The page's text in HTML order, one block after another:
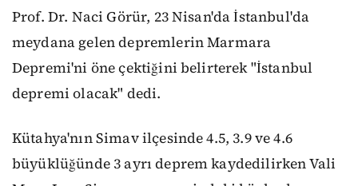
Prof. Dr. Naci Görür, 23 Nisan'da İstanbul'da
meydana gelen depremlerin Marmara
Depremi'ni öne çektiğini belirterek "İstanbul
depremi olacak" dedi.
Kütahya'nın Simav ilçesinde 4.5, 3.9 ve 4.6
büyüklüğünde 3 ayrı deprem kaydedilirken Vali